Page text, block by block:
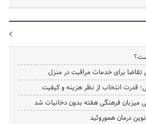
برای خدمات مراقبت در منزل
قدرت انتخاب از نظر هزینه و کیفیت
میزبان فرهنگی هفته بدون دخانیات شد
درمان هموروئید